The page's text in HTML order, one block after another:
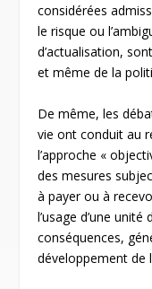
considérées
le risque ou
d’actualisation,
et même de la
De même, les
vie ont conduit au
l’approche «
des mesures
à payer ou à
l’usage d’une
conséquences,
développement de